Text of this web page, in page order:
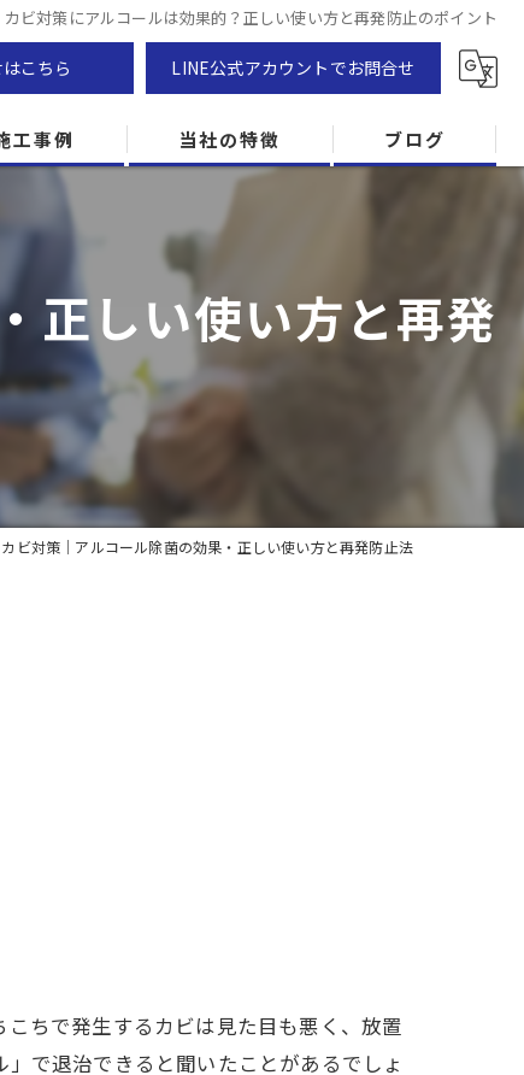
カビ対策にアルコールは効果的？正しい使い方と再発防止のポイント
こちら LINE公式アカウントでお問合せ
工事例 当社の特徴
防カビ
カビ専門
ZEH住宅
カビ検査
ブログ
正しい使い方と再発
ビ対策｜アルコール除菌の効果・正しい使い方と再発防止法
ちで発生するカビは見た目も悪く、放置
で退治できると聞いたことがあるでしょ